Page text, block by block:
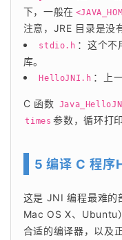
下，一般在
注意，JRE 目录是没
stdio.h ：这个不
库。
HelloJNI.h ：上
C 函数
times 参数，循环打印
5 编译 C 程
这是 JNI 编程最难的
Mac OS X、Ubuntu
合适的编译器，以及